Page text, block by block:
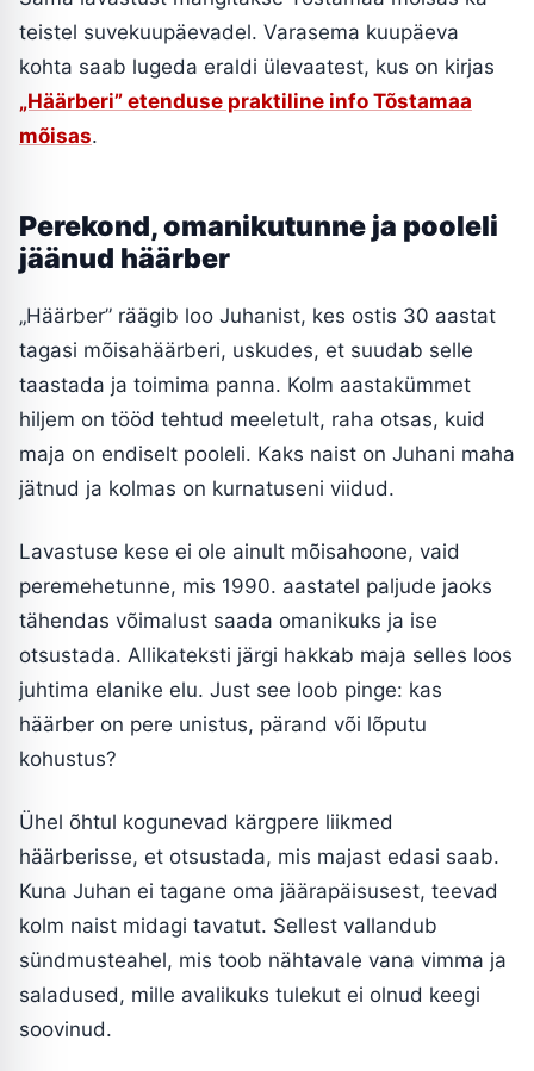
teistel suvekuupäevadel. Varasema kuupäeva
kohta saab lugeda eraldi ülevaatest, kus on kirjas
„Häärberi” etenduse praktiline info Tõstamaa
mõisas.
Perekond, omanikutunne ja pooleli
jäänud häärber
„Häärber” räägib loo Juhanist, kes ostis 30 aastat
tagasi mõisahäärberi, uskudes, et suudab selle
taastada ja toimima panna. Kolm aastakümmet
hiljem on tööd tehtud meeletult, raha otsas, kuid
maja on endiselt pooleli. Kaks naist on Juhani maha
jätnud ja kolmas on kurnatuseni viidud.
Lavastuse kese ei ole ainult mõisahoone, vaid
peremehetunne, mis 1990. aastatel paljude jaoks
tähendas võimalust saada omanikuks ja ise
otsustada. Allikateksti järgi hakkab maja selles loos
juhtima elanike elu. Just see loob pinge: kas
häärber on pere unistus, pärand või lõputu
kohustus?
Ühel õhtul kogunevad kärgpere liikmed
häärberisse, et otsustada, mis majast edasi saab.
Kuna Juhan ei tagane oma jäärapäisusest, teevad
kolm naist midagi tavatut. Sellest vallandub
sündmusteahel, mis toob nähtavale vana vimma ja
saladused, mille avalikuks tulekut ei olnud keegi
soovinud.